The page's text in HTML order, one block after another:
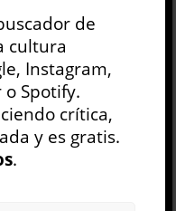
del autor —el
d...
de
cultura
Instagram,
Spotify.
crítica,
y es gratis.
.